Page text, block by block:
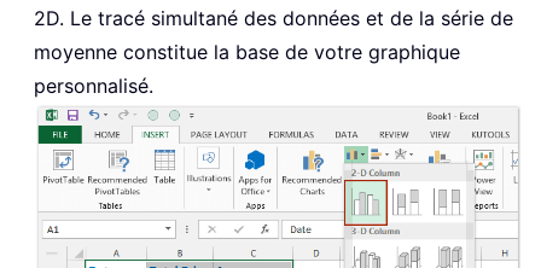
2D. Le tracé simultané des données et de la série de
moyenne constitue la base de votre graphique
personnalisé.